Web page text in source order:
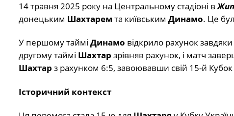
14травня 2025 року на Центральному стадіоні в
донецьким Шахтарем та київським Динамо. Це
У першомутаймі Динамо відкрило рахунокзавдяки
другомутаймі Шахтар зрівняв рахунок, і матч
Шахтар з рахунком 6:5, завоювавши свій 15-й Кубок
Історичний контекст